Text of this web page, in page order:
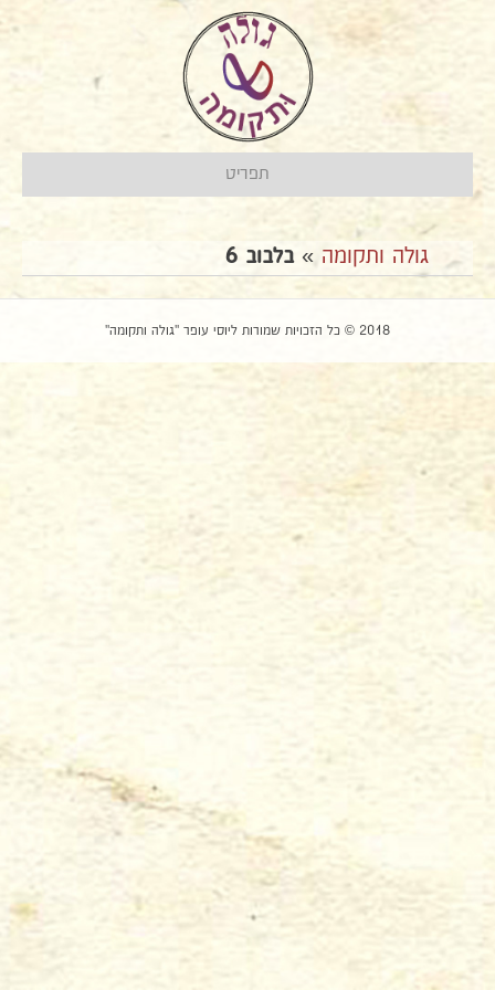
תפריט
גולה ותקומה »בלבוב 6
2018 © כל הזכויות שמורות ליוסי עופר "גולה ותקומה"